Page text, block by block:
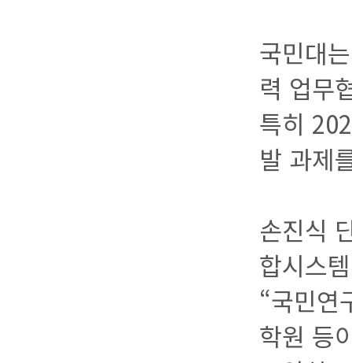
국민대
력 업무
특히
발 과제
손진식
합시스
“국민
학원 등